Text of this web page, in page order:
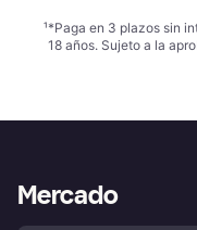
¹*Paga en 3 plazos sin
18 años. Sujeto a la
Mercado